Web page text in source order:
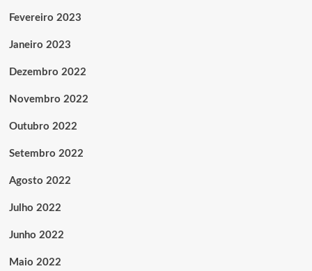
Fevereiro 2023
Janeiro 2023
Dezembro 2022
Novembro 2022
Outubro 2022
Setembro 2022
Agosto 2022
Julho 2022
Junho 2022
Maio 2022